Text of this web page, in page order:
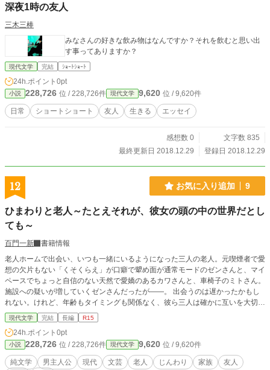
深夜1時の友人
三木三棒
みなさんの好きな飲み物はなんですか？それを飲むと思い出
す事ってありますか？
現代文学 完結 ｼｮｰﾄｼｮｰﾄ
24h.ポイント 0pt
小説 228,726 位 / 228,726件 現代文学 9,620 位 / 9,620件
日常 ショートショート 友人 生きる エッセイ
感想数 0
文字数 835
最終更新日 2018.12.29
登録日 2018.12.29
12 お気に入り追加 9
ひまわりと老人～たとえそれが、彼女の頭の中の世界だとし
ても～
百門一新
書籍情報
老人ホームで出会い、いつも一緒にいるようになった三人の老人。元喫煙者で愛
想の欠片もない「くそくらえ」が口癖で顰め面が通常モードのゼンさんと、マイ
ペースでちょっと自信のない天然で愛嬌のあるカワさんと、車椅子のミトさん。
施設への疑いが増していくゼンさんだったが――。 出会うのは遅かったかもし
れない。けれど、年齢もタイミングも関係なく、彼ら三人は確かに互いを大切に
している【友人】同士だった。 ※「小説家になろう」「カクヨム」などにも掲
載しています。
現代文学 完結 長編 R15
24h.ポイント 0pt
小説 228,726 位 / 228,726件 現代文学 9,620 位 / 9,620件
純文学 男主人公 現代 文芸 老人 じんわり 家族
友人